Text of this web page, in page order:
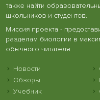
также найти
школьников и студентов.
Миссия проекта -
разделам биологии в
обычного читателя.
Новости
Обзоры
Учебник